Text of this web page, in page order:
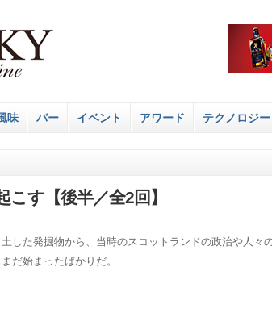
味 バー イベント アワード テクノロジー
す【後半／全2回】
した発掘物から、当時のスコットランドの政治や人々
だ始まったばかりだ。